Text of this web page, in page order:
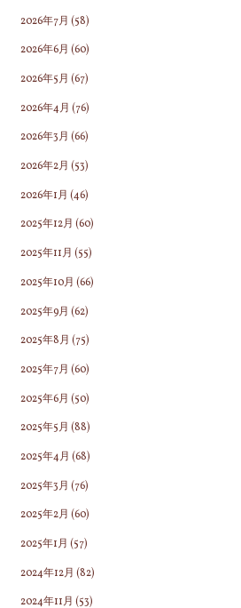
2026年7月 (58)
2026年6月 (60)
2026年5月 (67)
2026年4月 (76)
2026年3月 (66)
2026年2月 (53)
2026年1月 (46)
2025年12月 (60)
2025年11月 (55)
2025年10月 (66)
2025年9月 (62)
2025年8月 (75)
2025年7月 (60)
2025年6月 (50)
2025年5月 (88)
2025年4月 (68)
2025年3月 (76)
2025年2月 (60)
2025年1月 (57)
2024年12月 (82)
2024年11月 (53)